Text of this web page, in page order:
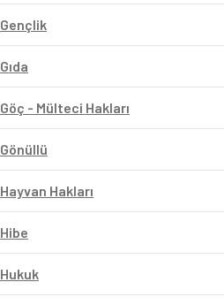
Gençlik
Gıda
Göç - Mülteci Hakları
Gönüllü
Hayvan Hakları
Hibe
Hukuk